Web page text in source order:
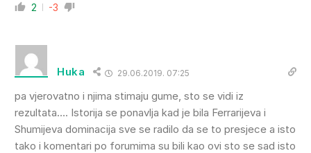
2 -3
Huka 29.06.2019. 07:25
pa vjerovatno i njima stimaju gume, sto se vidi iz
rezultata…. Istorija se ponavlja kad je bila Ferrarijeva i
Shumijeva dominacija sve se radilo da se to presjece a isto
tako i komentari po forumima su bili kao ovi sto se sad isto